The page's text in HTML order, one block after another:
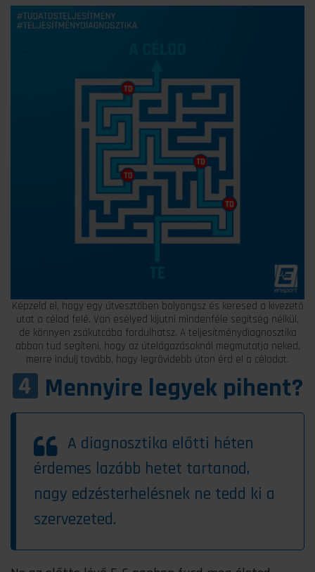
Képzeld el, hogy egy útvesztőben bolyongsz és keresed a kivezető
utat a célod felé. Van esélyed kijutni mindenféle segítség nélkül,
de könnyen zsákutcába fordulhatsz. A teljesítménydiagnosztika
abban tud segíteni, hogy az útelágazásoknál megmutatja neked,
merre indulj tovább, hogy legrövidebb úton érd el a célodat.
Mennyire legyek pihent?
A diagnosztika előtti héten
érdemes lazább hetet tartanod,
nagy edzésterhelésnek ne tedd ki a
szervezeted.